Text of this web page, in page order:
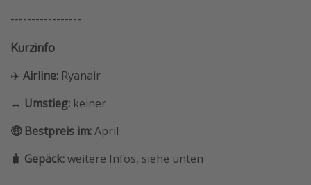
-----------------
Kurzinfo
✈️ Airline: Ryanair
↔️ Umstieg: keiner
🤑 Bestpreis im:April
🧳 Gepäck:weitere Infos, siehe unten